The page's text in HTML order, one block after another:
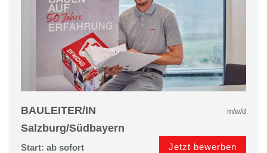
BAULEITER/IN m/w/d
Salzburg/Südbayern
Start: ab sofort Jetzt bewerben